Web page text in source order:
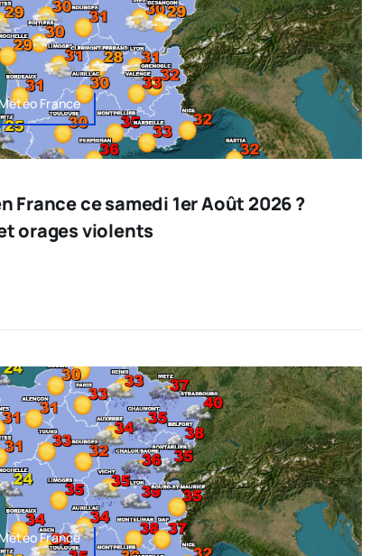
France
France ce samedi 1er Août 2026 ?
orages violents
France